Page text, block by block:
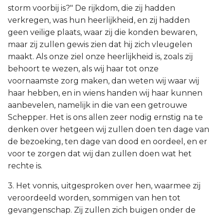
storm voorbij is?" De rijkdom, die zij hadden
verkregen, was hun heerlijkheid, en zij hadden
geen veilige plaats, waar zij die konden bewaren,
maar zij zullen gewis zien dat hij zich vleugelen
maakt. Als onze ziel onze heerlijkheid is, zoals zij
behoort te wezen, als wij haar tot onze
voornaamste zorg maken, dan weten wij waar wij
haar hebben, en in wiens handen wij haar kunnen
aanbevelen, namelijk in die van een getrouwe
Schepper. Het is ons allen zeer nodig ernstig na te
denken over hetgeen wij zullen doen ten dage van
de bezoeking, ten dage van dood en oordeel, en er
voor te zorgen dat wij dan zullen doen wat het
rechte is.
3. Het vonnis, uitgesproken over hen, waarmee zij
veroordeeld worden, sommigen van hen tot
gevangenschap. Zij zullen zich buigen onder de